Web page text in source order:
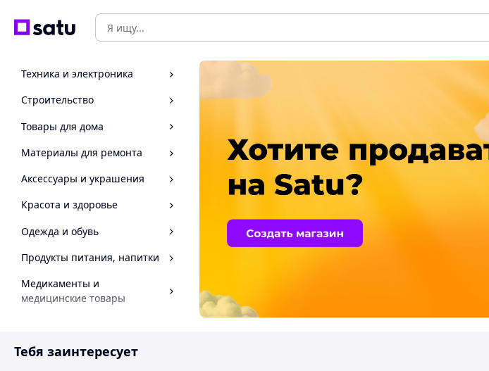
Техника и электроника
Строительство
Товары для дома
Материалы для ремонта
Аксессуары и украшения
Красота и здоровье
Одежда и обувь
Продукты питания, напитки
Медикаменты и
медицинские товары
Инструмент
Тебя заинтересует